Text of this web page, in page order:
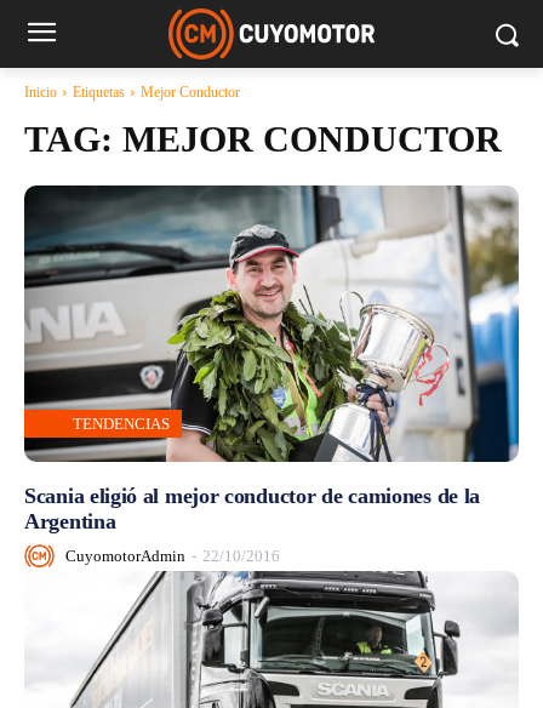
Inicio Etiquetas Mejor Conductor
TAG: MEJOR CONDUCTOR
TENDENCIAS
Scania eligió al mejor conductor de camiones de la
Argentina
CuyomotorAdmin - 22/10/2016